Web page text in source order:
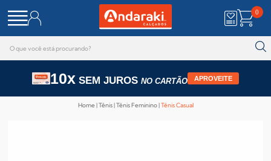
0
10x SEM JUROS NO CARTÃO APROVEITE
Home Tênis Tênis Feminino Tênis Casual